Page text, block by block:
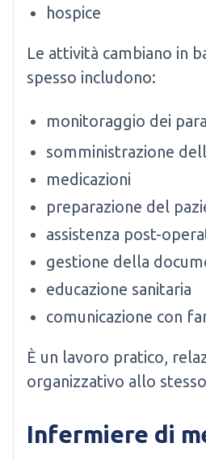
hospice
Le attività cambiano in
spesso includono:
monitoraggio dei
somministrazione
medicazioni
preparazione del
assistenza post-
gestione della
educazione sanitaria
comunicazione con
È un lavoro pratico,
organizzativo allo
Infermiere di